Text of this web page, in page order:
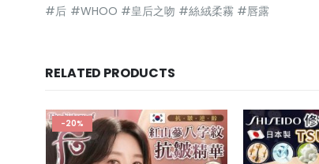
#后 #WHOO #皇后之吻 #絲絨柔霧 #唇露
RELATED PRODUCTS
-20%